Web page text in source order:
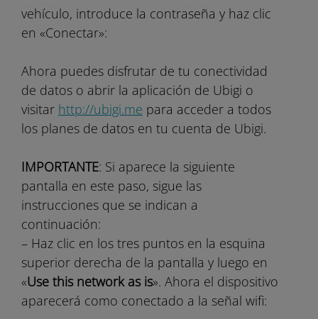
vehículo, introduce la contraseña y haz clic
en «Conectar»:
Ahora puedes disfrutar de tu conectividad
de datos o abrir la aplicación de Ubigi o
visitar http://ubigi.me para acceder a todos
los planes de datos en tu cuenta de Ubigi.
IMPORTANTE: Si aparece la siguiente
pantalla en este paso, sigue las
instrucciones que se indican a
continuación:
– Haz clic en los tres puntos en la esquina
superior derecha de la pantalla y luego en
«Use this network as is». Ahora el dispositivo
aparecerá como conectado a la señal wifi: